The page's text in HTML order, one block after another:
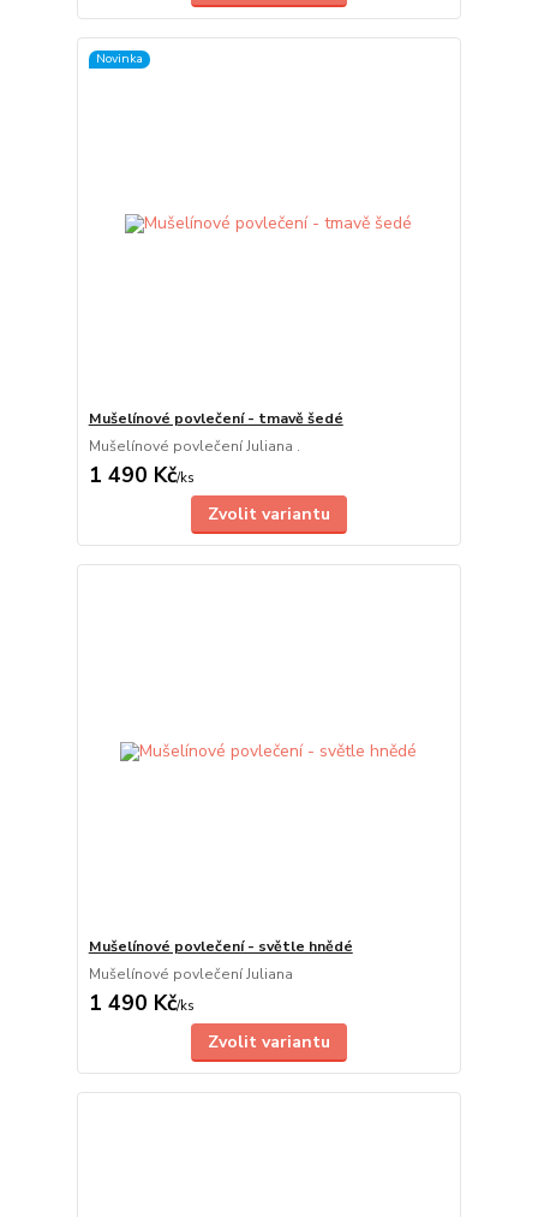
Novinka
Mušelínové povlečení - tmavě šedé
Mušelínové povlečení Juliana .
1 490 Kč/ks
Zvolit variantu
Mušelínové povlečení - světle hnědé
Mušelínové povlečení Juliana
1 490 Kč/ks
Zvolit variantu